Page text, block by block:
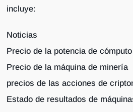
incluye:
Noticias
Precio de la potencia de cómputo
Precio de la máquina de minería
precios de las acciones de
Estado de resultados de